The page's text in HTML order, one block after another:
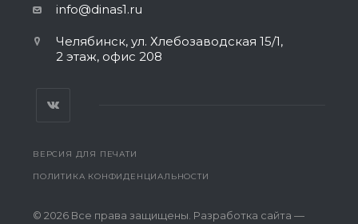
info@dinas1.ru
Челябинск, ул. Хлебозаводская 15/1,
2 этаж, офис 208
ВЕРСИЯ ДЛЯ ПЕЧАТИ
ПОЛИТИКА КОНФИДЕНЦИАЛЬНОСТИ
© 2026 Все права защищены. Разработка сайта —